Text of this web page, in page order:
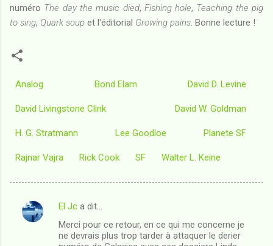
numéro The day the music died, Fishing hole, Teaching the pig
to sing, Quark soup et l'éditorial Growing pains. Bonne lecture !
Analog Bond Elam David D. Levine
David Livingstone Clink David W. Goldman
H. G. Stratmann Lee Goodloe Planete SF
Rajnar Vajra Rick Cook SF Walter L. Keine
C
El Jc a dit…
Merci pour ce retour, en ce qui me concerne je
ne devrais plus trop tarder à attaquer le derier